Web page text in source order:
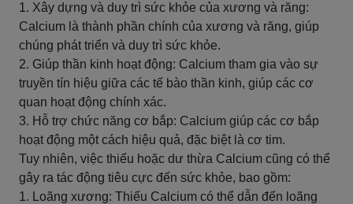
1. Xây dựng và duy trì sức khỏe của xương và răng:
Calcium là thành phần chính của xương và răng, giúp
chúng phát triển và duy trì sức khỏe.
2. Giúp thần kinh hoạt động: Calcium tham gia vào sự
truyền tín hiệu giữa các tế bào thần kinh, giúp các cơ
quan hoạt động chính xác.
3. Hỗ trợ chức năng cơ bắp: Calcium giúp các cơ bắp
hoạt động một cách hiệu quả, đặc biệt là cơ tim.
Tuy nhiên, việc thiếu hoặc dư thừa Calcium cũng có thể
gây ra tác động tiêu cực đến sức khỏe, bao gồm:
1. Loãng xương: Thiếu Calcium có thể dẫn đến loãng